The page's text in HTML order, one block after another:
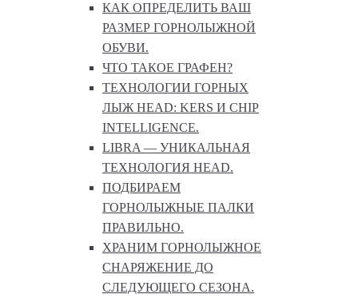
КАК ОПРЕДЕЛИТЬ ВАШ
РАЗМЕР ГОРНОЛЫЖНОЙ
ОБУВИ.
ЧТО ТАКОЕ ГРАФЕН?
ТЕХНОЛОГИИ ГОРНЫХ
ЛЫЖ HEAD: KERS И CHIP
INTELLIGENCE.
LIBRA — УНИКАЛЬНАЯ
ТЕХНОЛОГИЯ HEAD.
ПОДБИРАЕМ
ГОРНОЛЫЖНЫЕ ПАЛКИ
ПРАВИЛЬНО.
ХРАНИМ ГОРНОЛЫЖНОЕ
СНАРЯЖЕНИЕ ДО
СЛЕДУЮЩЕГО СЕЗОНА.